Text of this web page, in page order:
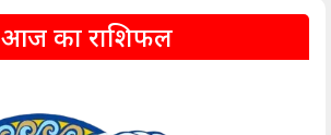
आज का राशिफल